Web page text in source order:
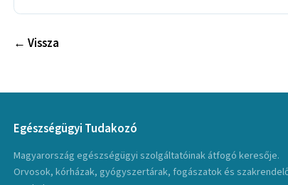
← Vissza
Egészségügyi Tudakozó
Magyarország egészségügyi szolgáltatóinak átfogó keresője.
Orvosok, kórházak, gyógyszertárak, fogászatok és